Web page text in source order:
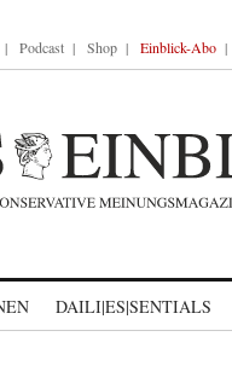
Podcast Shop Einblick-Abo
DAILI|ES|SENTIALS